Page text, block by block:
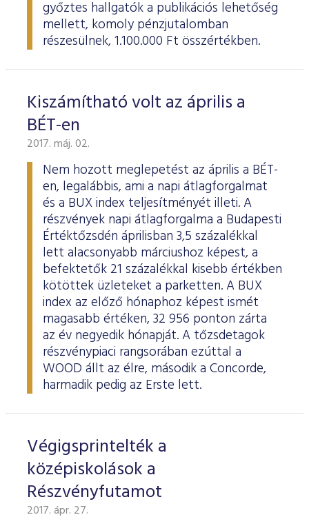
győztes hallgatók a publikációs lehetőség
mellett, komoly pénzjutalomban
részesülnek, 1.100.000 Ft összértékben.
Kiszámítható volt az április a
BÉT-en
2017. máj. 02.
Nem hozott meglepetést az április a BÉT-
en, legalábbis, ami a napi átlagforgalmat
és a BUX index teljesítményét illeti. A
részvények napi átlagforgalma a Budapesti
Értéktőzsdén áprilisban 3,5 százalékkal
lett alacsonyabb márciushoz képest, a
befektetők 21 százalékkal kisebb értékben
kötöttek üzleteket a parketten. A BUX
index az előző hónaphoz képest ismét
magasabb értéken, 32 956 ponton zárta
az év negyedik hónapját. A tőzsdetagok
részvénypiaci rangsorában ezúttal a
WOOD állt az élre, második a Concorde,
harmadik pedig az Erste lett.
Végigsprintelték a
középiskolások a
Részvényfutamot
2017. ápr. 27.